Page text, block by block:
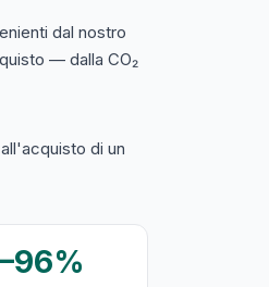
dal nostro
— dalla CO₂
di un